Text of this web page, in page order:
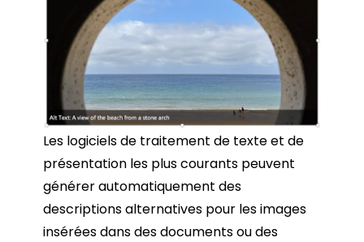
Les logiciels de traitement de texte et de
présentation les plus courants peuvent
générer automatiquement des
descriptions alternatives pour les images
insérées dans des documents ou des